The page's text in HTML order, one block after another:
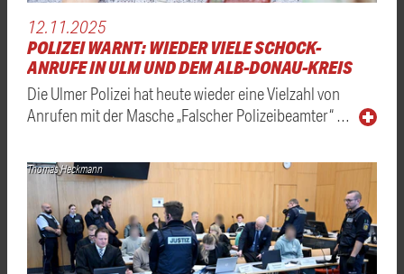
12.11.2025
POLIZEI WARNT: WIEDER VIELE SCHOCK-
ANRUFE IN ULM UND DEM ALB-DONAU-KREIS
Die Ulmer Polizei hat heute wieder eine Vielzahl von
Anrufen mit der Masche „Falscher Polizeibeamter“ …
Thomas Heckmann